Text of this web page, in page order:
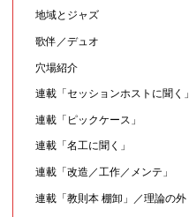
地域とジャズ
歌伴／デュオ
穴場紹介
連載「セッションホストに聞く」
連載「ピックケース」
連載「名工に聞く」
連載「改造／工作／メンテ」
連載「教則本 棚卸」／理論の外